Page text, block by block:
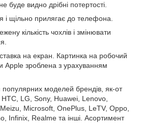
буде видно дрібні потертості.
і щільно прилягає до телефона.
кількість чохлів і змінювати
на екран. Картинка на робочий
Apple зроблена з урахуванням
популярних моделей брендів, як-от
LG, Sony, Huawei, Lenovo,
Microsoft, OnePlus, LeTV, Oppo,
Infinix, Realme та інші. Асортимент